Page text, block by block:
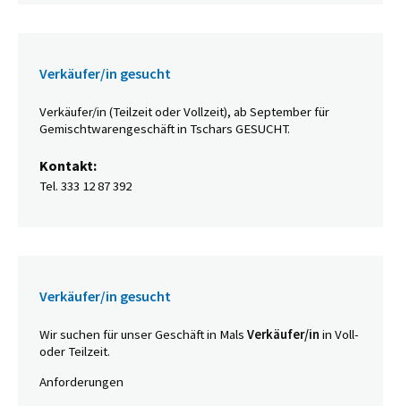
Verkäufer/in gesucht
Verkäufer/in (Teilzeit oder Vollzeit), ab September für
Gemischtwarengeschäft in Tschars GESUCHT.
Kontakt:
Tel. 333 12 87 392
Verkäufer/in gesucht
Wir suchen für unser Geschäft in Mals Verkäufer/in in Voll-
oder Teilzeit.
Anforderungen